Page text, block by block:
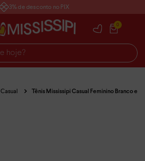
3% de desconto no PIX
0
Casual
Tênis Mississipi Casual Feminino Branco e